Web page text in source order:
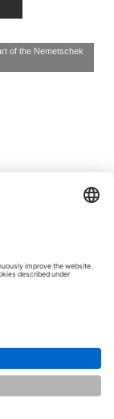
of the Nemetschek